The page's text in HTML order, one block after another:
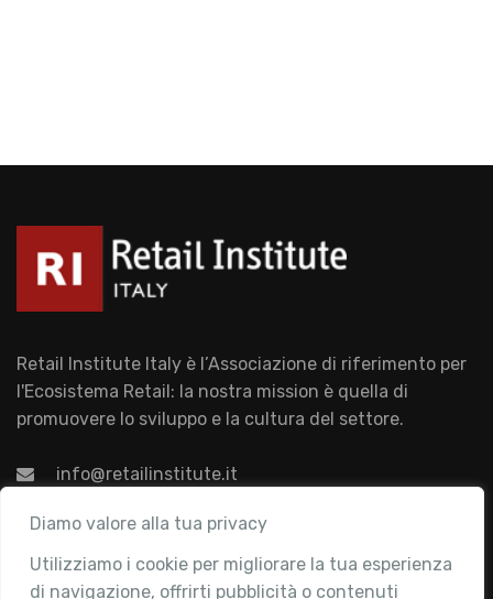
Diamo valore alla tua privacy
Utilizziamo i cookie per migliorare la tua esperienza
di navigazione, offrirti pubblicità o contenuti
Retail Institute Italy è l’Associazione di riferimento per
l'Ecosistema Retail: la nostra mission è quella di
promuovere lo sviluppo e la cultura del settore.
info@retailinstitute.it
Associazione
Chi siamo